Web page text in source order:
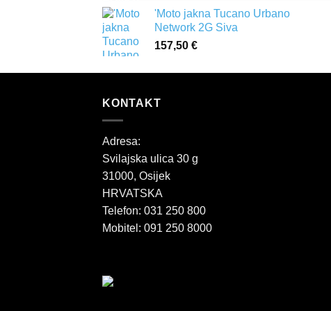
'Moto jakna Tucano Urbano
Network 2G Siva
157,50 €
KONTAKT
Adresa:
Svilajska ulica 30 g
31000, Osijek
HRVATSKA
Telefon: 031 250 800
Mobitel: 091 250 8000